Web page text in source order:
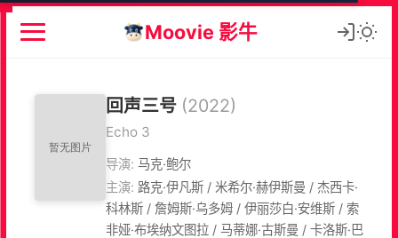
Moovie 影牛
回声三号 (2022)
Echo 3
导演: 马克·鲍尔
主演: 路克·伊凡斯 / 米希尔·赫伊斯曼 / 杰西卡·
科林斯 / 詹姆斯·乌多姆 / 伊丽莎白·安维斯 / 索
非娅·布埃纳文图拉 / 马蒂娜·古斯曼 / 卡洛斯·巴